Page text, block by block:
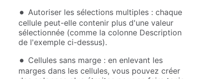
Autoriser les sélections multiples : chaque
cellule peut-elle contenir plus d'une valeur
sélectionnée (comme la colonne Description
de l'exemple ci-dessus).
Cellules sans marge : en enlevant les
marges dans les cellules, vous pouvez créer